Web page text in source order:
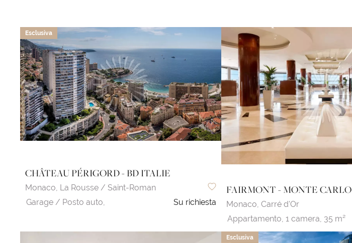
Esclusiva
CHÂTEAU PÉRIGORD - BD ITALIE
Monaco, La Rousse / Saint-Roman
Garage / Posto auto,
Su richiesta
FAIRMONT - MONTE CARLO
Monaco, Carré d'Or
Appartamento, 1 camera, 35 m²
Esclusiva